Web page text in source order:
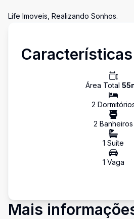
Life Imoveis, Realizando Sonhos.
Características
Área Total 55
2 Dormitório
2 Banheiros
1 Suíte
1 Vaga
Mais